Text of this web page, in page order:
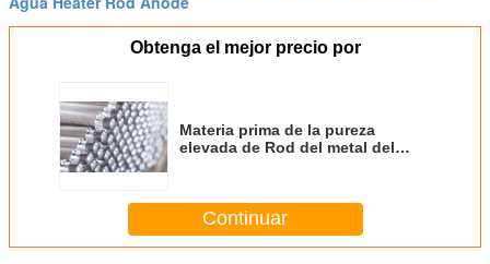
Obtenga el mejor precio por
Materia prima de la pureza
elevada de Rod del metal del
Continuar